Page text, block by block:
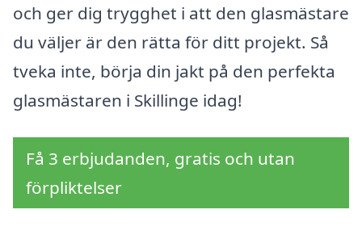
och ger dig trygghet i att den glasmästare
du väljer är den rätta för ditt projekt. Så
tveka inte, börja din jakt på den perfekta
glasmästaren i Skillinge idag!
Få 3 erbjudanden, gratis och utan
förpliktelser